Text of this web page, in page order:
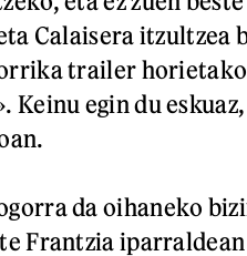
Calaisera itzultzea
trailer horietako
Keinu egin du
da oihaneko
Frantzia